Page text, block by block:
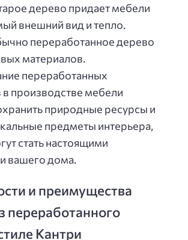
дерево придает мебели
внешний вид и тепло.
переработанное дерево
материалов.
переработанных
производстве мебели
природные ресурсы и
предметы интерьера,
стать настоящими
вашего дома.
и преимущества
переработанного
Кантри